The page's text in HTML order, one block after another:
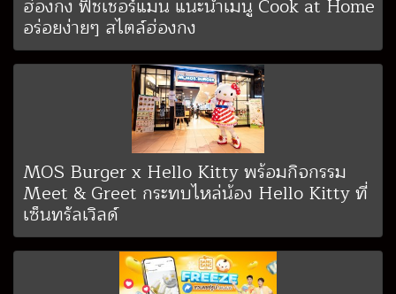
ฮ่องกง ฟิชเชอร์แมน แนะนำเมนู Cook at Home
อร่อยง่ายๆ สไตล์ฮ่องกง
MOS Burger x Hello Kitty พร้อมกิจกรรม
Meet & Greet กระทบไหล่น้อง Hello Kitty ที่
เซ็นทรัลเวิลด์